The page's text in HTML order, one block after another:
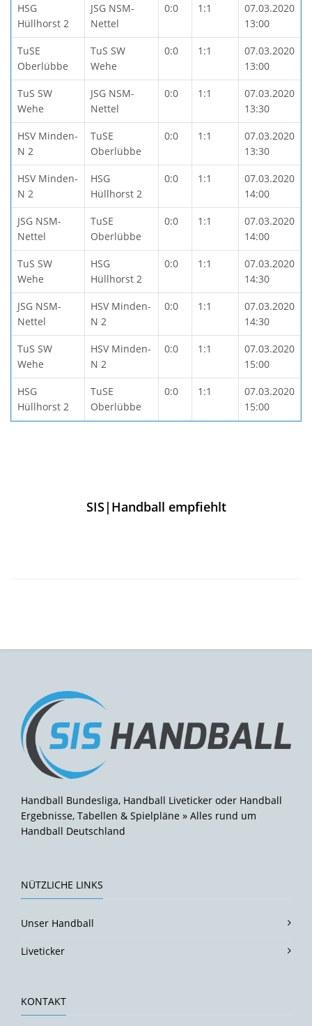
HSG
Hüllhorst 2
JSG NSM-
Nettel
0:0 1:1
07.03.2020
13:00
TuSE
Oberlübbe
TuS SW
Wehe
0:0 1:1
07.03.2020
13:00
TuS SW
Wehe
JSG NSM-
Nettel
0:0 1:1
07.03.2020
13:30
HSV Minden-
N 2
TuSE
Oberlübbe
0:0 1:1
07.03.2020
13:30
HSV Minden-
N 2
HSG
Hüllhorst 2
0:0 1:1
07.03.2020
14:00
JSG NSM-
Nettel
TuSE
Oberlübbe
0:0 1:1
07.03.2020
14:00
TuS SW
Wehe
HSG
Hüllhorst 2
0:0 1:1
07.03.2020
14:30
JSG NSM-
Nettel
HSV Minden-
N 2
0:0 1:1
07.03.2020
14:30
TuS SW
Wehe
HSV Minden-
N 2
0:0 1:1
07.03.2020
15:00
HSG
Hüllhorst 2
TuSE
Oberlübbe
0:0 1:1
07.03.2020
15:00
SIS|Handball empfiehlt
Handball Bundesliga, Handball Liveticker oder Handball
Ergebnisse, Tabellen & Spielpläne » Alles rund um
Handball Deutschland
NÜTZLICHE LINKS
Unser Handball
Liveticker
KONTAKT